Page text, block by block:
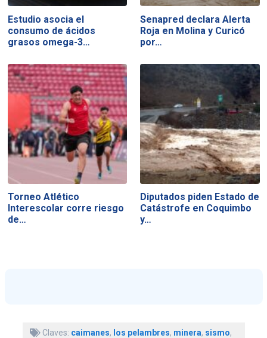
Estudio asocia el
consumo de ácidos
grasos omega-3…
Senapred declara Alerta
Roja en Molina y Curicó
por…
Torneo Atlético
Interescolar corre riesgo
de…
Diputados piden Estado de
Catástrofe en Coquimbo
y…
Claves: caimanes, los pelambres, minera, sismo,